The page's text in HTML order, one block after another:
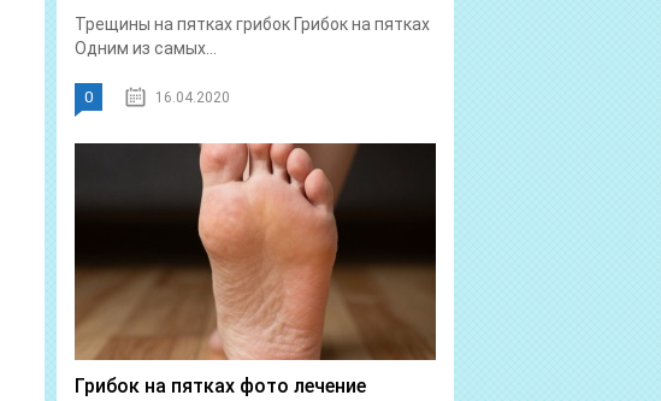
Трещины на пятках грибок Грибок на пятках
Одним из самых...
0 16.04.2020
Грибок на пятках фото лечение